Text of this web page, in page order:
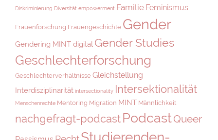
Diskriminierung Diversität empowerment Familie Feminismus
Frauenforschung Frauengeschichte Gender
Gendering MINT digital Gender Studies
Geschlechterforschung
Geschlechterverhältnisse Gleichstellung
Interdisziplinarität intersectionality Intersektionalität
Menschenrechte Mentoring Migration MINT Männlichkeit
nachgefragt-podcastPodcastQueer